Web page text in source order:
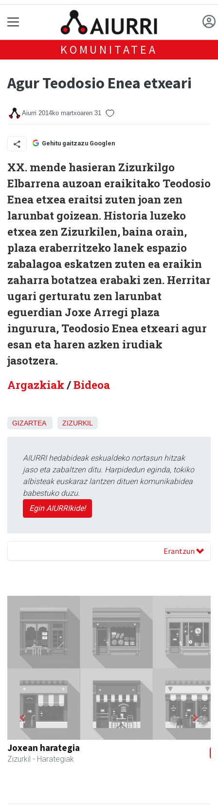
KOMUNITATEA
Agur Teodosio Enea etxeari
Aiurri 2014ko martxoaren 31
Gehitu gaitzazu Googlen
XX. mende hasieran Zizurkilgo
Elbarrena auzoan eraikitako Teodosio
Enea etxea eraitsi zuten joan zen
larunbat goizean. Historia luzeko
etxea zen Zizurkilen, baina orain,
plaza eraberritzeko lanek espazio
zabalagoa eskatzen zuten ea eraikin
zaharra botatzea erabaki zen. Herritar
ugari gerturatu zen larunbat
eguerdian Joxe Arregi plaza
ingurura, Teodosio Enea etxeari agur
esan eta haren azken irudiak
jasotzera.
Argazkiak /Bideoa
GIZARTEA ZIZURKIL
AIURRI hedabideak eskualdeko nortasun hitzak
jaso eta zabaltzen ditu. Harpidedun eginda, tokiko
albisteak euskaraz lantzen dituen komunikabidea
babestuko duzu.
Egin AIURRIkide!
Erantzun
Zubimusu Ikastola
Zizurkil - Hezkuntza
Previous Next